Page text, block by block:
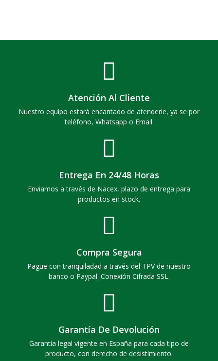
Atención Al Cliente
Nuestro equipo estará encantado de atenderle, ya se por
teléfono, Whatsapp o Email.
Entrega En 24/48 Horas
Enviamos a través de Nacex, plazo de entrega para
productos en stock.
Compra Segura
Pague con tranquiladad a través del TPV de nuestro
banco o Paypal. Conexión Cifrada SSL.
Garantía De Devolución
Garantía legal vigente en España para cada tipo de
producto, con derecho de desistimiento.